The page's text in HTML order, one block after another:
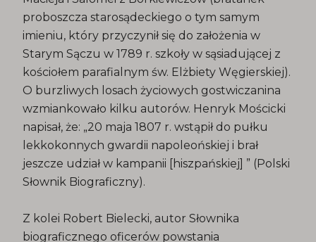
proboszcza starosądeckiego o tym samym
imieniu, który przyczynił się do założenia w
Starym Sączu w 1789 r. szkoły w sąsiadującej z
kościołem parafialnym św. Elżbiety Węgierskiej).
O burzliwych losach życiowych gostwiczanina
wzmiankowało kilku autorów. Henryk Mościcki
napisał, że: „20 maja 1807 r. wstąpił do pułku
lekkokonnych gwardii napoleońskiej i brał
jeszcze udział w kampanii [hiszpańskiej] ” (Polski
Słownik Biograficzny).
Z kolei Robert Bielecki, autor Słownika
biograficznego oficerów powstania